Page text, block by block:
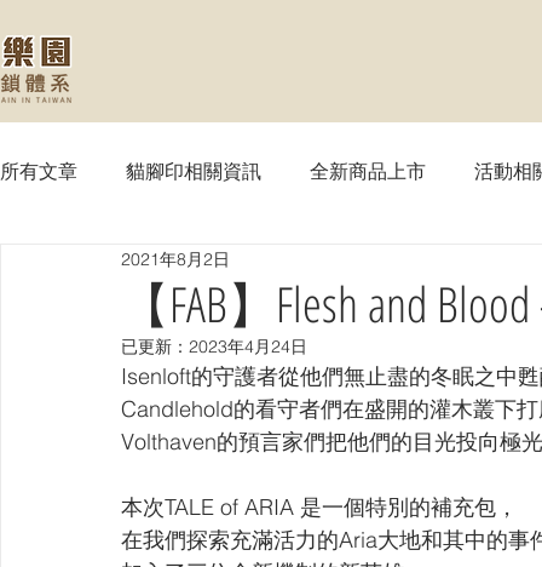
所有文章 貓腳印相關資訊 全新商品上市 活動相
【MTG】魔法風雲會
【SVE】闇影詩章 【WIXOSS】戰鬥少女 【VG
【VIVIDZ】Vividz 【BS】Battle Spirits 【
【FAB】Flesh and
2021年8月2日
已更新： 2023年4月24日
Isenloft的守護者從他們無止盡的冬眠之中
Candlehold的看守者們在盛開的灌木叢下
Volthaven的預言家們把他們的目光投向極
本次TALE of ARIA 是一個特別的補充包，
在我們探索充滿活力的Aria大地和其中的事